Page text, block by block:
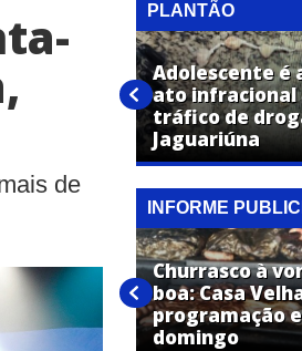
de
PLANTÃO
rio”,
afogado
Adolescente é
ato infracional
tráfico de
Jaguariúna
INFORME
Super
brindes
Churrasco à
boa: Casa
programação
domingo